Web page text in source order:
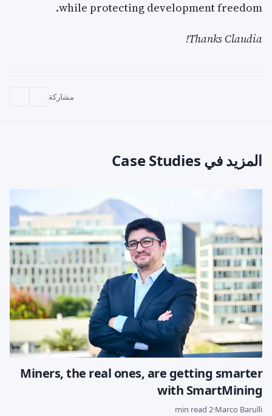
while protecting development freedom.
Thanks Claudia!
مشاركة
المزيد في Case Studies
Miners, the real ones, are getting smarter
with SmartMining
Marco Barulli
·
2 min read